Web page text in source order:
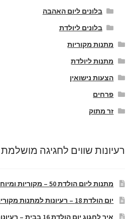
בלונים ליום האהבה
בלונים ליולדת
מתנות מקוריות
מתנות ליולדת
הצעות נישואין
פרחים
זר מתוק
רעיונות שווים לחגיגה מושלמת
מתנות ליום הולדת 50 – מקוריות ומיוחדות
יום הולדת 18 – רעיונות למתנות מקוריות ושוות במיוחד
איך לחגוג יום הולדת 16 בבית – רעיונות מגניבים לבנים ולבנות